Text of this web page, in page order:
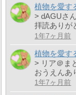
植物を愛す
> dAGUさん
拝読ありが
1年7ヶ月前
植物を愛す
> リア＠ま
おうえんあ
1年7ヶ月前